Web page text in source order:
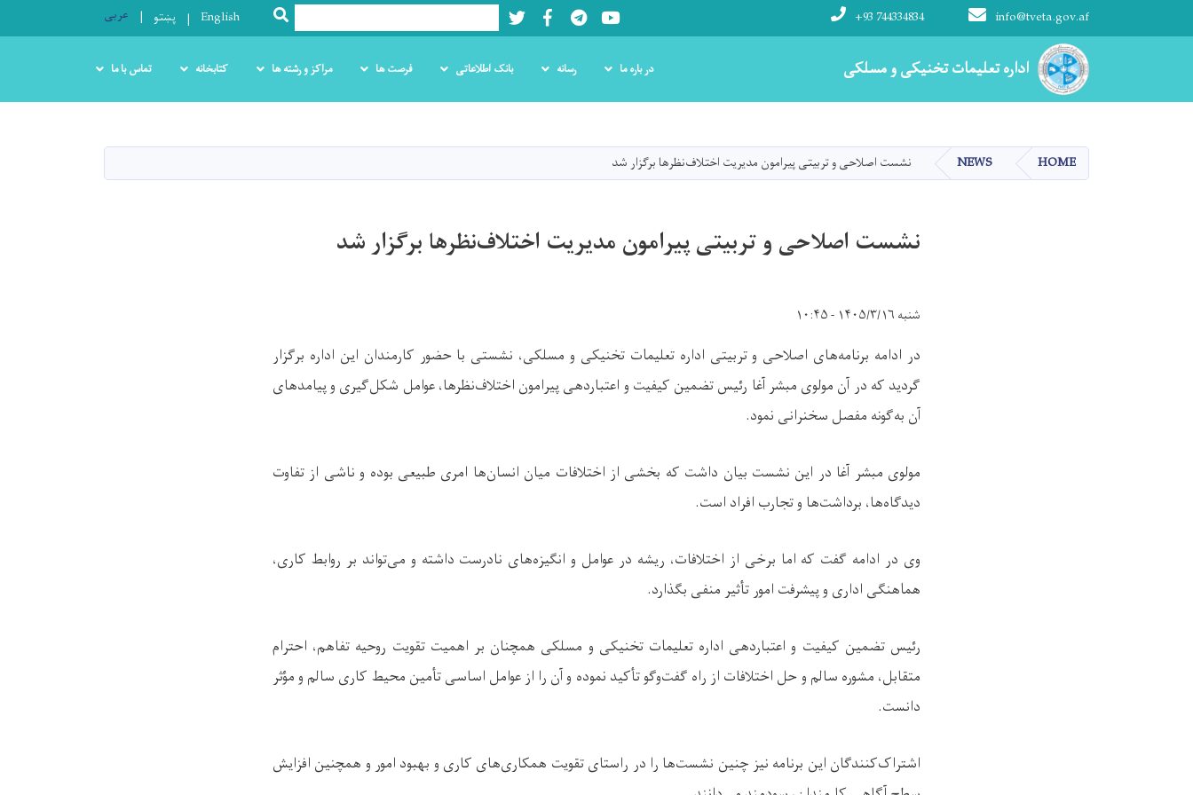
content
اداره تعلیمات تخنیکی و مسلکی
info@tveta.gov.af
+93 744334834
Youtube
LinkedIn
Facebook
Twitter
Search
SEARCH
English پښتو عربی
Main navigation
اداره تعلیمات تخنیکی و مسلکی در باره ما رسانه بانک اطلاعاتی فرصت ها مراکز و رشته ها کتابخانه تماس با ما
HOME
NEWS نشست اصلاحی و تربیتی پیرامون مدیریت اختلاف‌نظرها برگزار شد
نشست اصلاحی و تربیتی پیرامون مدیریت اختلاف‌نظرها برگزار شد
شنبه ۱۴۰۵/۳/۱۶ - ۱۰:۴۵
در ادامه برنامه‌های اصلاحی و تربیتی اداره تعلیمات تخنیکی و مسلکی، نشستی با حضور کارمندان این اداره برگزار
گردید که در آن مولوی مبشر آغا رئیس تضمین کیفیت و اعتباردهی پیرامون اختلاف‌نظرها، عوامل شکل‌گیری و پیامدهای
آن به‌گونه مفصل سخنرانی نمود.
مولوی مبشر آغا در این نشست بیان داشت که بخشی از اختلافات میان انسان‌ها امری طبیعی بوده و ناشی از تفاوت
دیدگاه‌ها، برداشت‌ها و تجارب افراد است.
وی در ادامه گفت که اما برخی از اختلافات، ریشه در عوامل و انگیزه‌های نادرست داشته و می‌تواند بر روابط کاری،
هماهنگی اداری و پیشرفت امور تأثیر منفی بگذارد.
رئیس تضمین کیفیت و اعتباردهی اداره تعلیمات تخنیکی و مسلکی همچنان بر اهمیت تقویت روحیه تفاهم، احترام
متقابل، مشوره سالم و حل اختلافات از راه گفت‌وگو تأکید نموده و آن را از عوامل اساسی تأمین محیط کاری سالم و مؤثر
دانست.
اشتراک‌کنندگان این برنامه نیز چنین نشست‌ها را در راستای تقویت همکاری‌های کاری و بهبود امور و همچنین افزایش